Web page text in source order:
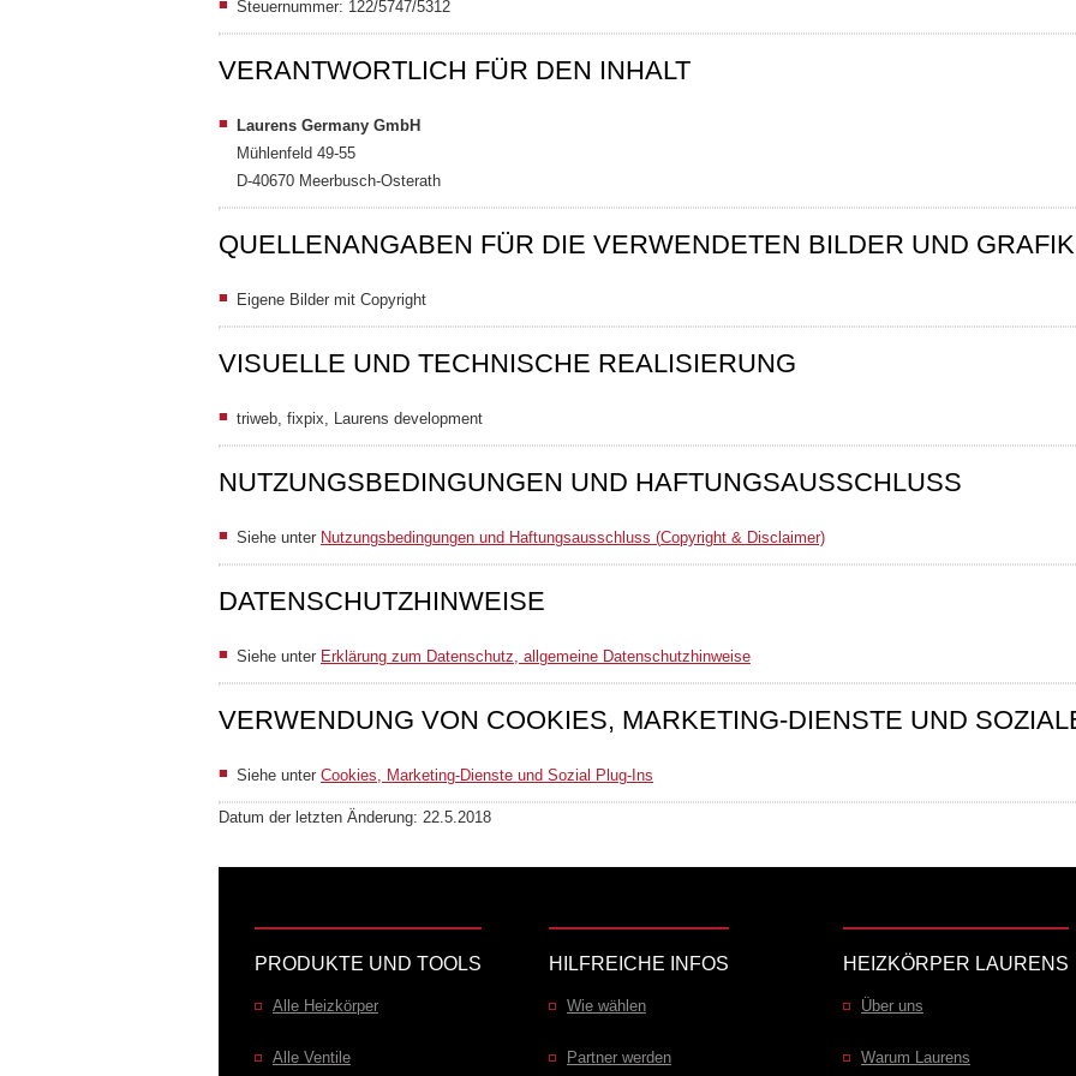
Steuernummer: 122/5747/5312
VERANTWORTLICH FÜR DEN INHALT
Laurens Germany GmbH
Mühlenfeld 49-55
D-40670 Meerbusch-Osterath
QUELLENANGABEN FÜR DIE VERWENDETEN BILDER UND
Eigene Bilder mit Copyright
VISUELLE UND TECHNISCHE REALISIERUNG
triweb, fixpix, Laurens development
NUTZUNGSBEDINGUNGEN UND HAFTUNGSAUSSCHLUSS
Siehe unter Nutzungsbedingungen und Haftungsausschluss (Copyright & Disclaimer)
DATENSCHUTZHINWEISE
Siehe unter Erklärung zum Datenschutz, allgemeine Datenschutzhinweise
VERWENDUNG VON COOKIES, MARKETING-DIENSTE UND
Siehe unter Cookies, Marketing-Dienste und Sozial Plug-Ins
Datum der letzten Änderung: 22.5.2018
PRODUKTE UND TOOLS
Alle Heizkörper
Alle Ventile
HILFREICHE INFOS
Wie wählen
Partner werden
HEIZKÖRPER LAURENS
Über uns
Warum Laurens